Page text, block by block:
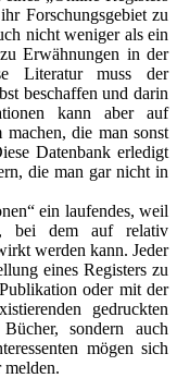
Forschungsgebiet zu
nicht weniger als ein
Erwähnungen in der
Literatur muss der
beschaffen und darin
kann aber auf
machen, die man sonst
Datenbank erledigt
die man gar nicht in
ein laufendes, weil
bei dem auf relativ
werden kann. Jeder
eines Registers zu
oder mit der
gedruckten
sondern auch
mögen sich